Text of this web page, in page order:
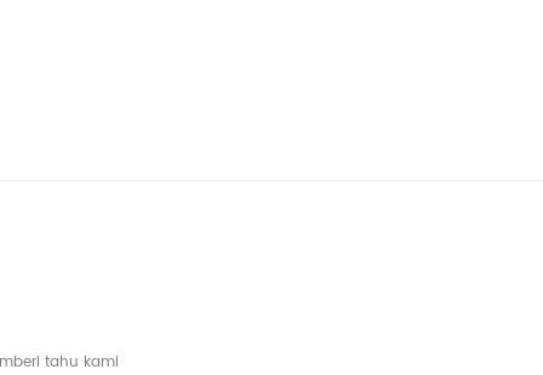
tahu kami